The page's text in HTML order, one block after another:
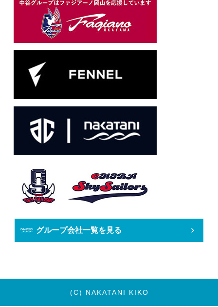
グループ会社一覧を見る
(C) NAKATANI KIKO